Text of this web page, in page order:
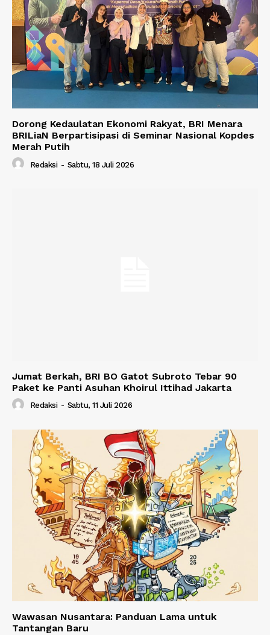
Dorong Kedaulatan Ekonomi Rakyat, BRI Menara
BRILiaN Berpartisipasi di Seminar Nasional Kopdes
Merah Putih
Redaksi - Sabtu, 18 Juli 2026
Jumat Berkah, BRI BO Gatot Subroto Tebar 90
Paket ke Panti Asuhan Khoirul Ittihad Jakarta
Redaksi - Sabtu, 11 Juli 2026
Wawasan Nusantara: Panduan Lama untuk
Tantangan Baru